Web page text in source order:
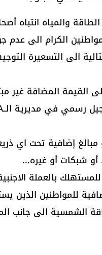
والمياه انتباه
الكرام الى عدم
الى التسعيرة
القيمة المضافة غير
مبالغ إضافية تحت اي
أو شبكات أو غيره...
للمواطنين الذين
الشمسية الى جانب